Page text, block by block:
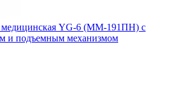
медицинская YG-6 (MM-191ПН) с
и подъемным механизмом